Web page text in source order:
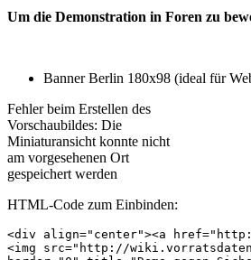
Um die Demonstration in Foren zu
Banner Berlin 180x98 (ideal für
Fehler beim Erstellen des
Vorschaubildes: Die
Miniaturansicht konnte nicht
am vorgesehenen Ort
gespeichert werden
HTML-Code zum Einbinden:
<div align="center"><a
<img src="http://